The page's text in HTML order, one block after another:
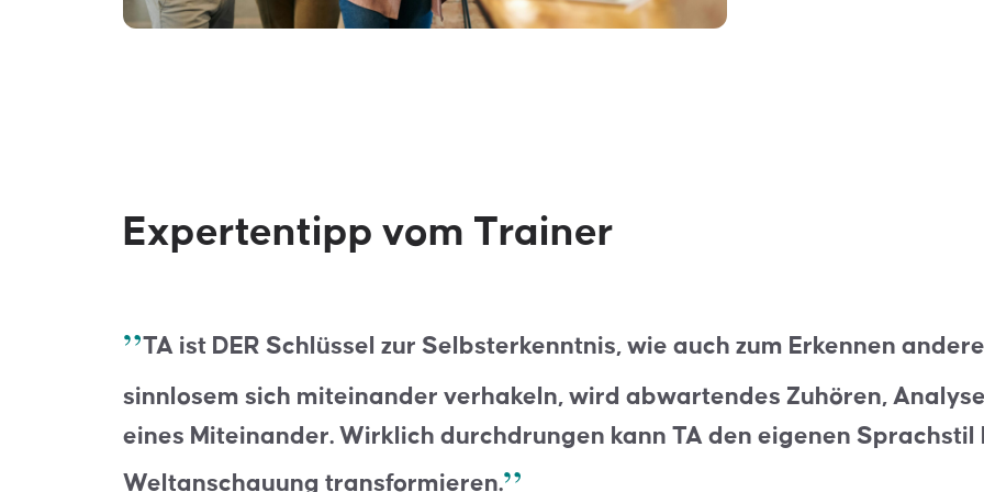
Expertentipp vom Trainer
TA ist DER Schlüssel zur Selbsterkenntnis, wie auch zum Erkennen
sinnlosem sich miteinander verhakeln, wird abwartendes Zuhören,
eines Miteinander. Wirklich durchdrungen kann TA den eigenen Sprachstil
Weltanschauung transformieren.